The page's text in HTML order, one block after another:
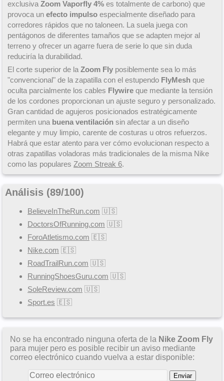
exclusiva Zoom Vaporfly 4% es totalmente de carbono) que
provoca un efecto impulso especialmente diseñado para
corredores rápidos que no taloneen. La suela juega con
pentágonos de diferentes tamaños que se adapten mejor al
terreno y ofrecer un agarre fuera de serie lo que sin duda
reduciría la durabilidad.
El corte superior de la Zoom Fly posiblemente sea lo más
"convencional" de la zapatilla con el estupendo FlyMesh que
oculta parcialmente los cables Flywire que mediante la tensión
de los cordones proporcionan un ajuste seguro y personalizado.
Gran cantidad de agujeros posicionados estratégicamente
permiten una buena ventilación sin afectar a un diseño
elegante y muy limpio, carente de costuras u otros refuerzos.
Habrá que estar atento para ver cómo evolucionan respecto a
otras zapatillas voladoras más tradicionales de la misma Nike
como las populares Zoom Streak 6.
Análisis (89/100)
BelieveInTheRun.com 🇺🇸
DoctorsOfRunning.com 🇺🇸
ForoAtletismo.com 🇪🇸
Nike.com 🇪🇸
RoadTrailRun.com 🇺🇸
RunningShoesGuru.com 🇺🇸
SoleReview.com 🇺🇸
Sport.es 🇪🇸
No se ha encontrado ninguna oferta de la Nike Zoom Fly
para mujer pero es posible recibir un aviso mediante
correo electrónico cuando vuelva a estar disponible: